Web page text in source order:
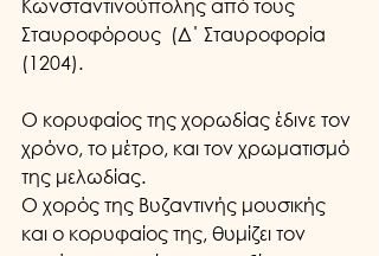
Κωνσταντινούπολης από τους
Σταυροφόρους  (Δ΄ Σταυροφορία
(1204).
Ο κορυφαίος της χορωδίας έδινε τον
χρόνο, το μέτρο, και τον χρωματισμό
της μελωδίας.
Ο χορός της Βυζαντινής μουσικής
και ο κορυφαίος της, θυμίζει τον